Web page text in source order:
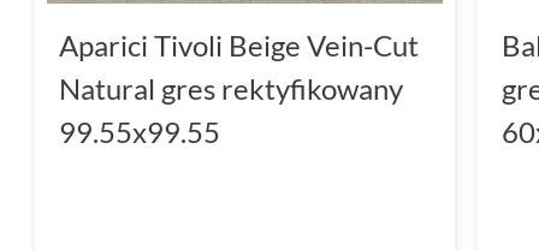
Aparici Tivoli Beige Vein-Cut
Natural gres rektyfikowany
99.55x99.55